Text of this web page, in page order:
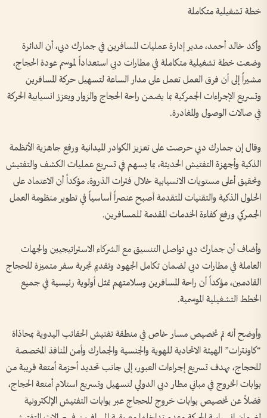
خطة تشغيلية متكاملة
وأكد خالد أحمد، مدير إدارة عمليات المسافرين في جمارك دبي، أن الدائرة
وضعت خطة تشغيلية متكاملة في مطارات دبي استعداداً لموسم عودة الحجاج،
مشيراً إلى أن فرق العمل تعمل على مدار الساعة لتسهيل حركة المسافرين
وتسريع الإجراءات الجمركية بما يضمن راحة الحجاج والزوار ويعزز انسيابية الحركة
في صالات الوصول والمغادرة.
وقال إن جمارك دبي حرصت على تعزيز الكوادر الميدانية ورفع جاهزية الأنظمة
الذكية وأجهزة التفتيش الحديثة، بما يسهم في تسريع عمليات الكشف والتفتيش
وتحقيق أعلى مستويات الانسيابية خلال فترات الذروة، مؤكداً أن الاعتماد على
الحلول الذكية والتقنيات المتقدمة أصبح عنصراً أساسياً في تطوير منظومة العمل
الجمركي ورفع كفاءة الخدمات المقدمة للمسافرين.
وأضاف أن جمارك دبي تواصل التنسيق مع الشركاء الاستراتيجيين والجهات
العاملة في مطارات دبي لضمان تكامل الجهود وتقديم تجربة سفر متميزة للحجاج
القادمين، مؤكداً أن راحة المسافرين وسلامتهم تمثل أولوية رئيسية في جميع
الخطط التشغيلية الموسمية.
وأوضح أنه تم تخصيص مسار خاص في منطقة تفتيش الحقائب اليدوية بمحاذاة
“كاونترات” الهيئة الاتحادية للهوية والجنسية والجمارك وأمن المنافذ المخصصة
للحجاج، بهدف تسريع إجراءات العبور، إلى جانب تحديد أحزمة أمتعة قريبة من
بوابات الخروج في مباني مطار دبي الدولي لتسهيل وتسريع استلام أمتعة الحجاج،
فضلاً عن تخصيص بوابات خروج للحجاج عبر بوابات التفتيش الإلكترونية